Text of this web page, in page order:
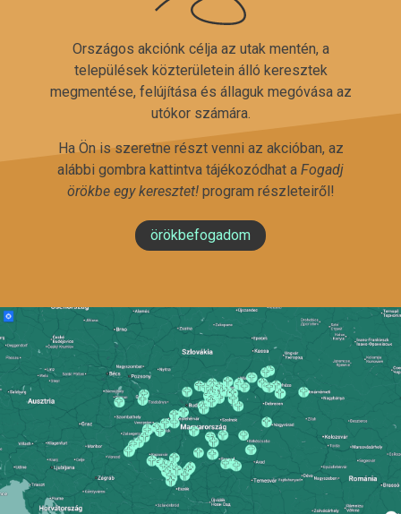
Országos akciónk célja az utak mentén, a
települések közterületein álló keresztek
megmentése, felújítása és állaguk megóvása az
utókor számára.
Ha Ön is szeretne részt venni az akcióban, az
alábbi gombra kattintva tájékozódhat a Fogadj
örökbe egy keresztet!program részleteiről!
örökbefogadom